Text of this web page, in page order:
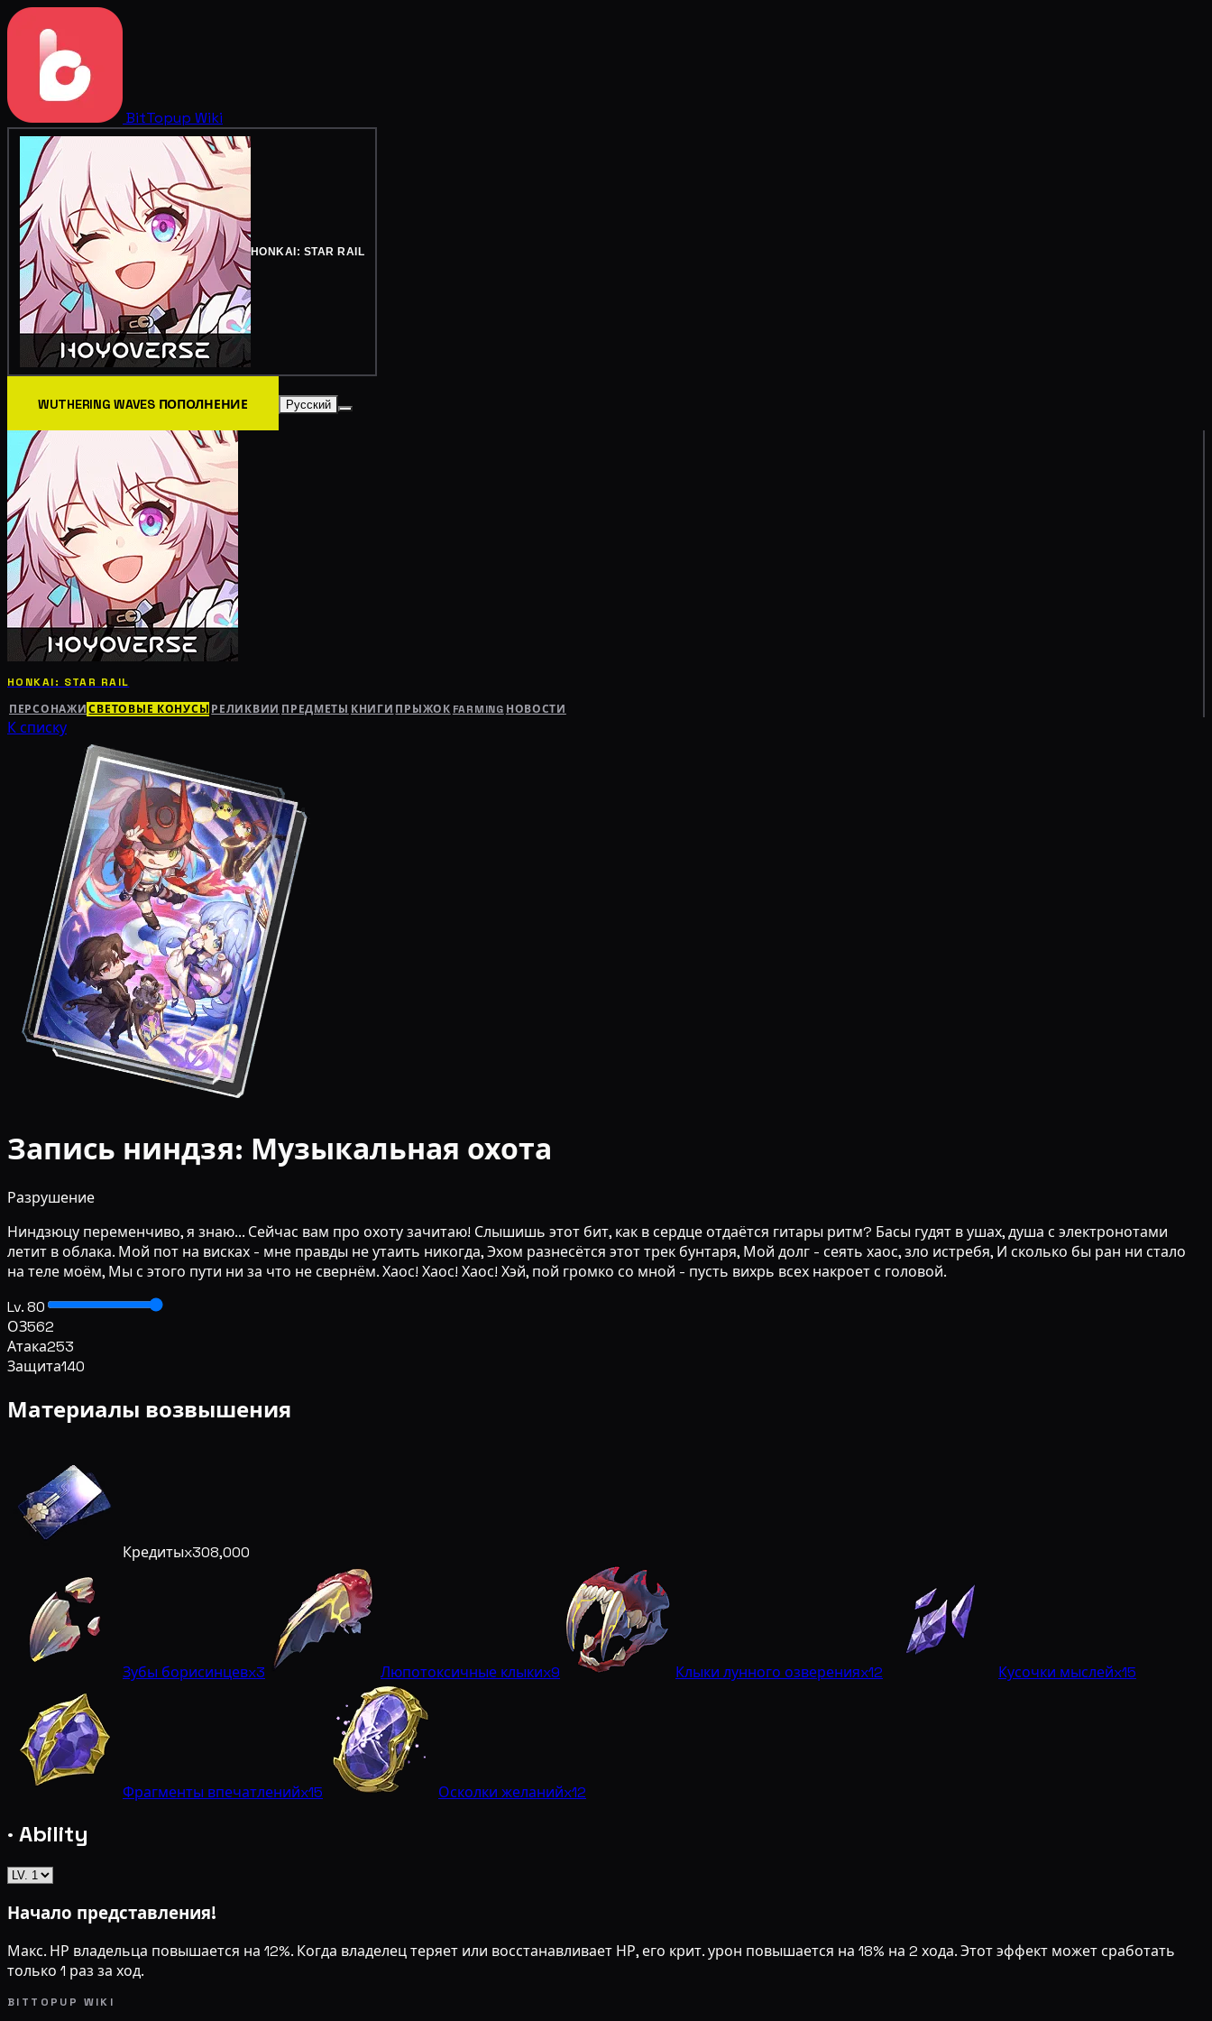
BitTopup Wiki
HONKAI: STAR RAIL
WUTHERING WAVES ПОПОЛНЕНИЕ Русский
HONKAI: STAR RAIL
ПЕРСОНАЖИ СВЕТОВЫЕ КОНУСЫ РЕЛИКВИИ ПРЕДМЕТЫ КНИГИ ПРЫЖОК FARMING НОВОСТИ
К списку
Запись ниндзя: Музыкальная охота
Разрушение
Ниндзюцу переменчиво, я знаю... Сейчас вам про охоту зачитаю! Слышишь этот бит, как в сердце отдаётся гитары ритм? Басы гудят в ушах, душа с электронотами
летит в облака. Мой пот на висках - мне правды не утаить никогда, Эхом разнесётся этот трек бунтаря, Мой долг - сеять хаос, зло истребя, И сколько бы ран ни стало
на теле моём, Мы с этого пути ни за что не свернём. Хаос! Хаос! Хаос! Хэй, пой громко со мной - пусть вихрь всех накроет с головой.
Lv. 80
ОЗ562
Атака253
Защита140
Материалы возвышения
Кредитыx308,000
Зубы борисинцевx3 Люпотоксичные клыкиx9 Клыки лунного озверенияx12 Кусочки мыслейx15
Фрагменты впечатленийx15 Осколки желанийx12
· Ability
Начало представления!
Макс. НР владельца повышается на 12%. Когда владелец теряет или восстанавливает НР, его крит. урон повышается на 18% на 2 хода. Этот эффект может сработать
только 1 раз за ход.
BITTOPUP WIKI